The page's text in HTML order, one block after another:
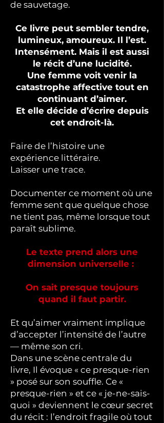
de sauvetage.
Ce livre peut sembler tendre,
lumineux, amoureux. Il l’est.
Intensément. Mais il est aussi
le récit d’une lucidité.
Une femme voit venir la
catastrophe affective tout en
continuant d’aimer.
Et elle décide d’écrire depuis
cet endroit-là.
Faire de l’histoire une
expérience littéraire.
Laisser une trace.
Documenter ce moment où une
femme sent que quelque chose
ne tient pas, même lorsque tout
paraît sublime.
Le texte prend alors une
dimension universelle :
On sait presque toujours
quand il faut partir.
Et qu’aimer vraiment implique
d’accepter l’intensité de l’autre
— même son cri.
Dans une scène centrale du
livre, Il évoque « ce presque-rien
» posé sur son souffle. Ce «
presque-rien » et ce « je-ne-sais-
quoi » deviennent le cœur secret
du récit : l’endroit fragile où tout